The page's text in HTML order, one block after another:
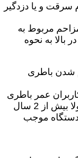
و یا دزدگیر
مربوط به
بالا به نحوه
شدن باطری
عمر باطری
داخل دستگاه به پایان میرسد ک معمولا بیش از 2 سال
دستگاه موجب